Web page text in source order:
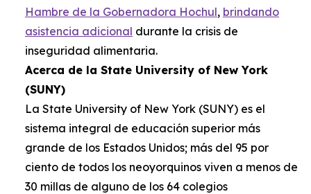
Hambre de la Gobernadora Hochul, brindando
asistencia adicional durante la crisis de
inseguridad alimentaria.
Acerca de la State University of New York
(SUNY)
La State University of New York (SUNY) es el
sistema integral de educación superior más
grande de los Estados Unidos; más del 95 por
ciento de todos los neoyorquinos viven a menos de
30 millas de alguno de los 64 colegios